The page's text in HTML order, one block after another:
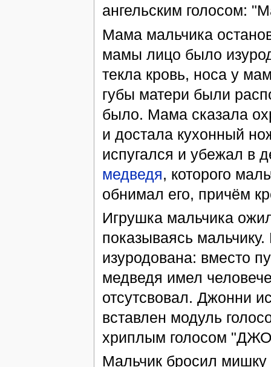
ангельским голосом:
Мама мальчика
мамы лицо было
текла кровь, носа у
губы матери были
было. Мама сказала
и достала кухонный
испугался и убежал в
медведя, которого
обнимал его, причём
Игрушка мальчика
показываясь
изуродована: вместо
медведя имел
отсутсвовал. Джонни
вставлен модуль
хриплым голосом
Мальчик бросил мишку